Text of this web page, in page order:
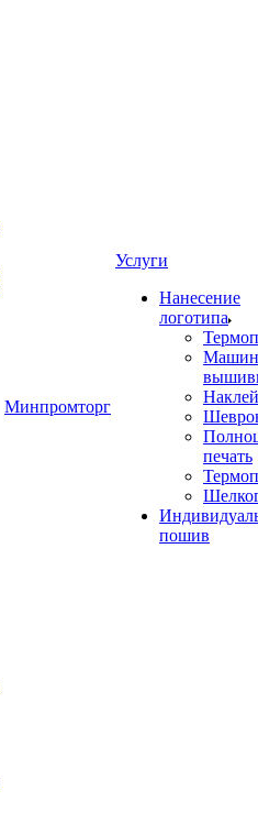
Минпромторг
Услуги
Нанесение
логотипа
печать
пошив